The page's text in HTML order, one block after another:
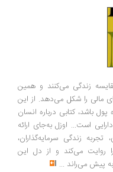
می‌کنند و همین
را شکل می‌دهد. از این
کتابی درباره انسان
اوزل به‌جای ارائه
سرمایه‌گذاران،
می‌کند و از دل این
...